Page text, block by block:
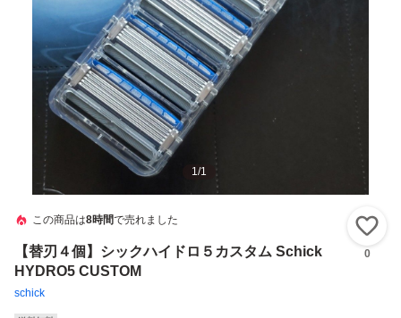
1/1
この商品は8時間で売れました
【替刃４個】シックハイドロ５カスタム Schick
HYDRO5 CUSTOM
schick
0